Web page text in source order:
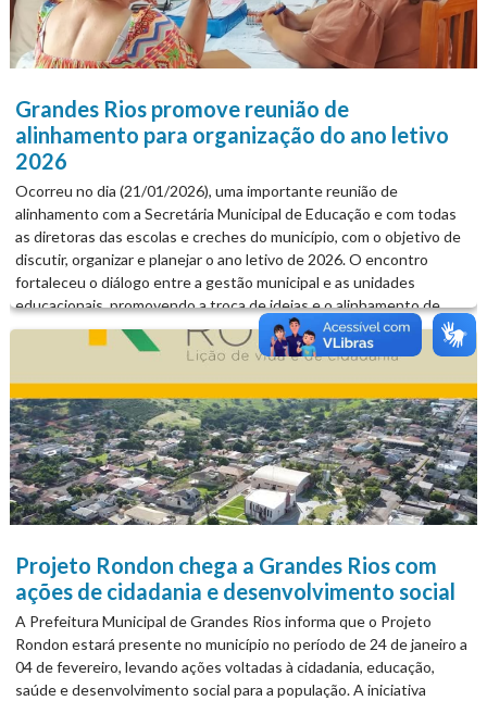
Grandes Rios promove reunião de
alinhamento para organização do ano letivo
2026
Ocorreu no dia (21/01/2026), uma importante reunião de
alinhamento com a Secretária Municipal de Educação e com todas
as diretoras das escolas e creches do município, com o objetivo de
discutir, organizar e planejar o ano letivo de 2026. O encontro
fortaleceu o diálogo entre a gestão municipal e as unidades
educacionais, promovendo a troca de ideias e o alinhamento de
estratégias pedagógicas e administrativas. Durante a reunião,
foram abordados temas como o planejamento escolar, a organização
o aprimoramento das atividades educacionais ao longo de 2026,
sempre com foco em garantir um ensino de qualidade para os
alunos da rede municipal. A ação reforça o empenho da Secretaria
Municipal de Educação e da Prefeitura Municipal de Grandes Rios,
em iniciar o ano com planejamento, união e responsabilidade,
valorizando os profissionais da educação e buscando
escolar. É A PREFEITURA DE GRANDES RIOS TRABALHANDO
POR VOCÊ!...
Projeto Rondon chega a Grandes Rios com
ações de cidadania e desenvolvimento social
A Prefeitura Municipal de Grandes Rios informa que o Projeto
Rondon estará presente no município no período de 24 de janeiro a
04 de fevereiro, levando ações voltadas à cidadania, educação,
saúde e desenvolvimento social para a população. A iniciativa